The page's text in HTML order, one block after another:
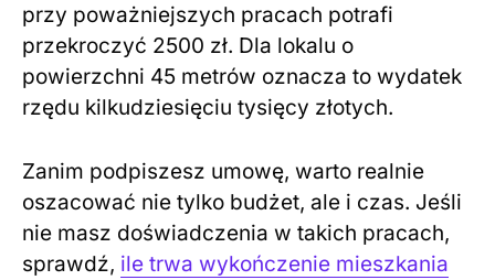
przy poważniejszych pracach potrafi
przekroczyć 2500 zł. Dla lokalu o
powierzchni 45 metrów oznacza to wydatek
rzędu kilkudziesięciu tysięcy złotych.
Zanim podpiszesz umowę, warto realnie
oszacować nie tylko budżet, ale i czas. Jeśli
nie masz doświadczenia w takich pracach,
sprawdź, ile trwa wykończenie mieszkania